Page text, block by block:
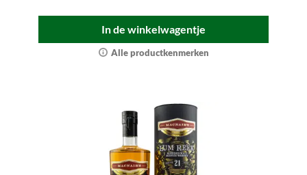
In de winkelwagentje
Alle productkenmerken